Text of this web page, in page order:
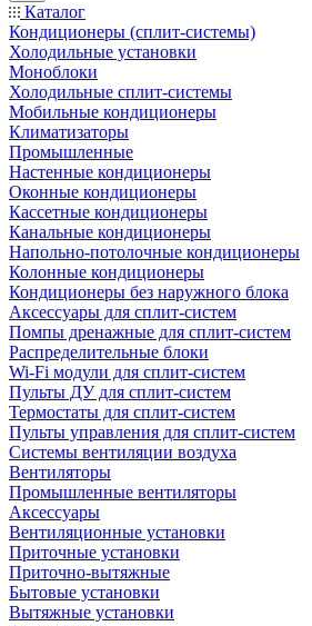
Каталог
Кондиционеры (сплит-системы)
Холодильные установки
Моноблоки
Холодильные сплит-системы
Мобильные кондиционеры
Климатизаторы
Промышленные
Настенные кондиционеры
Оконные кондиционеры
Кассетные кондиционеры
Канальные кондиционеры
Напольно-потолочные кондиционеры
Колонные кондиционеры
Кондиционеры без наружного блока
Аксессуары для сплит-систем
Помпы дренажные для сплит-систем
Распределительные блоки
Wi-Fi модули для сплит-систем
Пульты ДУ для сплит-систем
Термостаты для сплит-систем
Пульты управления для сплит-систем
Системы вентиляции воздуха
Вентиляторы
Промышленные вентиляторы
Аксессуары
Вентиляционные установки
Приточные установки
Приточно-вытяжные
Бытовые установки
Вытяжные установки